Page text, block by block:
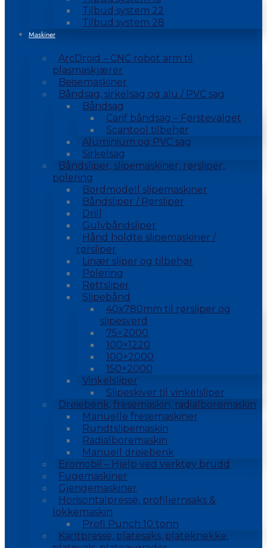
Tilbud system 22
Tilbud system 28
Maskiner
ArcDroid – CNC robot arm til
plasmaskjærer
Beisemaskiner
Båndsag, sirkelsag og alu / PVC sag
Båndsag
Carif båndsag – Førstevalget
Scantool tilbehør
Aluminium og PVC sag
Sirkelsag
Båndsliper, slipemaskiner, rørsliper,
polering
Bordmodell slipemaskiner
Båndsliper / Rørsliper
Drill
Gulvbåndsliper
Hånd holdte slipemaskiner /
rørsliper
Linær sliper og tilbehør
Polering
Rettsliper
Slipebånd
40x780mm til rørsliper og
slipesverd
75×2000
100×1220
100×2000
150×2000
Vinkelsliper
Slipeskiver til vinkelsliper
Dreiebenk, fresemaskin, radialboremaskin
Manuelle fresemaskiner
Rundtslipemaskin
Radialboremaskin
Manuell dreiebenk
Eromobil – Hjelp ved verktøy brudd
Fugemaskiner
Gjengemaskiner
Horisontalpresse, profiljernsaks &
lokkemaskin
Profi Punch 10 tonn
Kantpresse, platesaks, plateknekke,